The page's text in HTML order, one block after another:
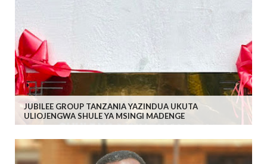
JUBILEE GROUP TANZANIA YAZINDUA UKUTA
ULIOJENGWA SHULE YA MSINGI MADENGE